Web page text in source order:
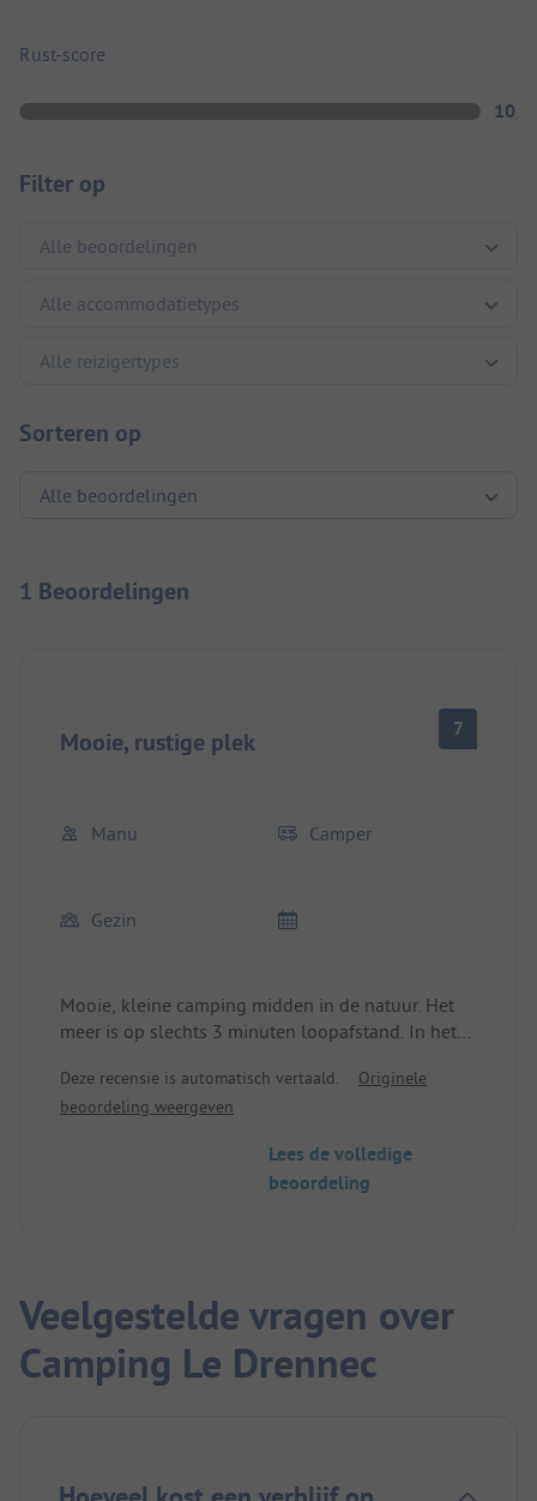
Rust-score
10
Filter op
Sorteren op
1 Beoordelingen
Mooie, rustige plek 7
Manu Camper
Gezin
Mooie, kleine camping midden in de natuur. Het
meer is op slechts 3 minuten loopafstand. In het
bestellen en 's avonds wordt er een snackbar
aangeboden. Helaas is er geen afvoer voor
Deze recensie is automatisch vertaald.
Originele
beoordeling weergeven
Lees de volledige
beoordeling
Veelgestelde vragen over
Camping Le Drennec